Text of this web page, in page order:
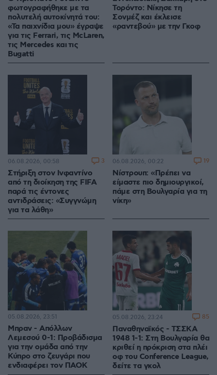
φωτογραφήθηκε με τα
πολυτελή αυτοκίνητά του:
«Τα παιχνίδια μου» έγραψε
για τις Ferrari, τις McLaren,
τις Mercedes και τις
Bugatti
Τορόντο: Νίκησε τη
Σονμέζ και έκλεισε
«ραντεβού» με την Γκοφ
Στήριξη στον Ινφαντίνο
από τη διοίκηση της FIFA
παρά τις έντονες
αντιδράσεις: «Συγγνώμη
για τα λάθη»
06.08.2026, 00:58 3
Νίστρουπ: «Πρέπει να
είμαστε πιο δημιουργικοί,
πάμε στη Βουλγαρία για τη
νίκη»
06.08.2026, 00:22 19
Μπραν - Απόλλων
Λεμεσού 0-1: Προβάδισμα
για την ομάδα από την
Κύπρο στο ζευγάρι που
ενδιαφέρει τον ΠΑΟΚ
05.08.2026, 23:51
Παναθηναϊκός - ΤΣΣΚΑ
1948 1-1: Στη Βουλγαρία θα
κριθεί η πρόκριση στα πλέι
οφ του Conference League,
δείτε τα γκολ
05.08.2026, 23:24 85